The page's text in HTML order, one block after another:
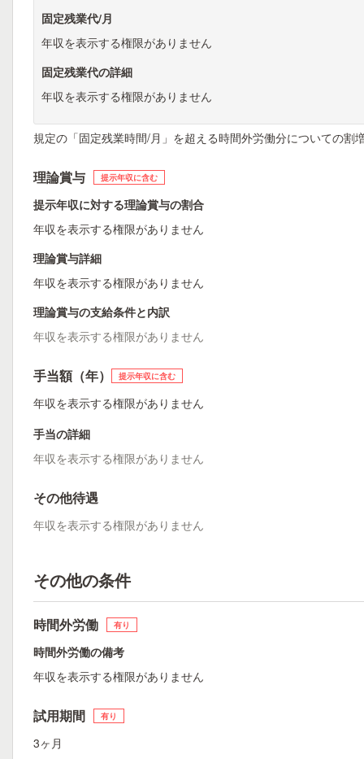
固定残業代/月
年収を表示する権限がありません
固定残業代の詳細
年収を表示する権限がありません
規定の「固定残業時間/月」を超える時間外労働分についての割
理論賞与 提示年収に含む
提示年収に対する理論賞与の割合
年収を表示する権限がありません
理論賞与詳細
年収を表示する権限がありません
理論賞与の支給条件と内訳
年収を表示する権限がありません
手当額（年） 提示年収に含む
年収を表示する権限がありません
手当の詳細
年収を表示する権限がありません
その他待遇
年収を表示する権限がありません
その他の条件
時間外労働 有り
時間外労働の備考
年収を表示する権限がありません
試用期間 有り
3ヶ月